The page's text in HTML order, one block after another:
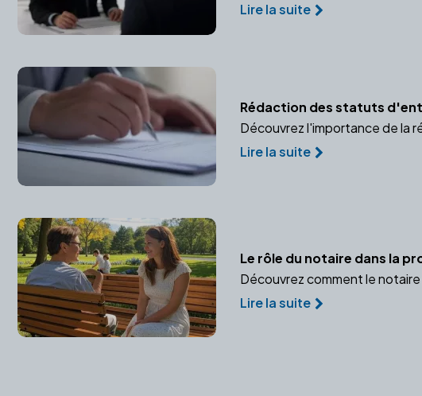
Lire la suite
Rédaction des statuts
Découvrez l'importance de la
Lire la suite
Le rôle du notaire dans la
Découvrez comment le
Lire la suite